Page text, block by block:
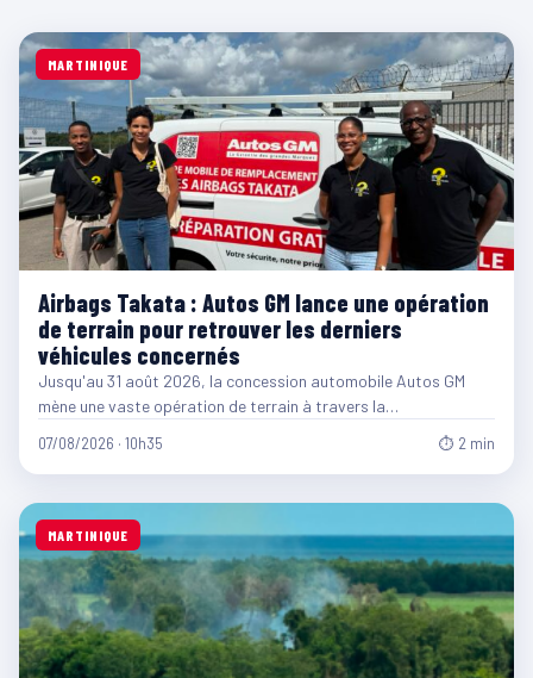
MARTINIQUE
Airbags Takata : Autos GM lance une opération
de terrain pour retrouver les derniers
véhicules concernés
Jusqu'au 31 août 2026, la concession automobile Autos GM
mène une vaste opération de terrain à travers la…
07/08/2026 · 10h35 ⏱ 2 min
MARTINIQUE